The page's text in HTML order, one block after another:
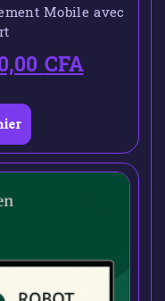
Mobile avec
CFA